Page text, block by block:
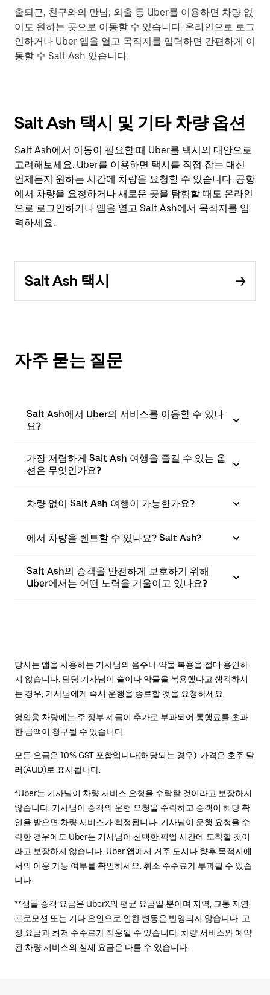
출퇴근, 친구와의 만남, 외출 등 Uber를 이용하면 차량 없
이도 원하는 곳으로 이동할 수 있습니다. 온라인으로 로그
인하거나 Uber 앱을 열고 목적지를 입력하면 간편하게 이
동할 수 Salt Ash 있습니다.
Salt Ash 택시 및 기타 차량 옵션
Salt Ash에서 이동이 필요할 때 Uber를 택시의 대안으로
고려해보세요. Uber를 이용하면 택시를 직접 잡는 대신
언제든지 원하는 시간에 차량을 요청할 수 있습니다. 공항
에서 차량을 요청하거나 새로운 곳을 탐험할 때도 온라인
으로 로그인하거나 앱을 열고 Salt Ash에서 목적지를 입
력하세요.
Salt Ash 택시
자주 묻는 질문
Salt Ash에서 Uber의 서비스를 이용할 수 있나
요?
가장 저렴하게 Salt Ash 여행을 즐길 수 있는 옵
션은 무엇인가요?
차량 없이 Salt Ash 여행이 가능한가요?
에서 차량을 렌트할 수 있나요? Salt Ash?
Salt Ash의 승객을 안전하게 보호하기 위해
Uber에서는 어떤 노력을 기울이고 있나요?
당사는 앱을 사용하는 기사님의 음주나 약물 복용을 절대 용인하
지 않습니다. 담당 기사님이 술이나 약물을 복용했다고 생각하시
는 경우, 기사님에게 즉시 운행을 종료할 것을 요청하세요.
영업용 차량에는 주 정부 세금이 추가로 부과되어 통행료를 초과
한 금액이 청구될 수 있습니다.
모든 요금은 10% GST 포함입니다(해당되는 경우). 가격은 호주 달
러(AUD)로 표시됩니다.
*Uber는 기사님이 차량 서비스 요청을 수락할 것이라고 보장하지
않습니다. 기사님이 승객의 운행 요청을 수락하고 승객이 해당 확
인을 받으면 차량 서비스가 확정됩니다. 기사님이 운행 요청을 수
락한 경우에도 Uber는 기사님이 선택한 픽업 시간에 도착할 것이
라고 보장하지 않습니다. Uber 앱에서 거주 도시나 향후 목적지에
서의 이용 가능 여부를 확인하세요. 취소 수수료가 부과될 수 있습
니다.
**샘플 승객 요금은 UberX의 평균 요금일 뿐이며 지역, 교통 지연,
프로모션 또는 기타 요인으로 인한 변동은 반영되지 않습니다. 고
정 요금과 최저 수수료가 적용될 수 있습니다. 차량 서비스와 예약
된 차량 서비스의 실제 요금은 다를 수 있습니다.